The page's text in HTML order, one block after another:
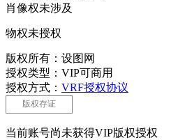
肖像权未涉及
物权未授权
版权所有：设图网
授权类型：VIP可商用
授权方式： VRF授权协议
版权存证
当前账号尚未获得VIP版权授权